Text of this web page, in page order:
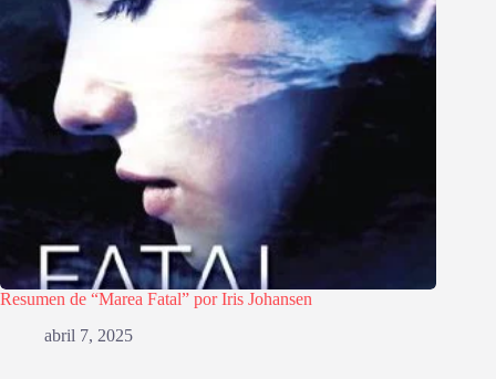
Resumen de “Marea Fatal” por Iris Johansen
abril 7, 2025